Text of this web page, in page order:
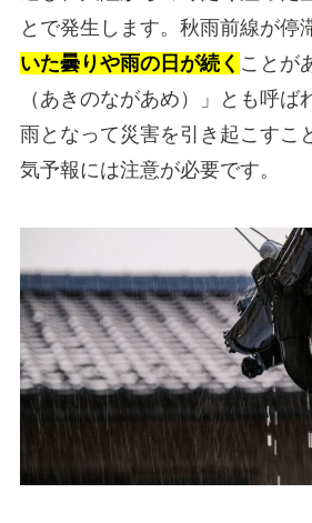
とで発生します。秋雨前線が停
いた曇りや雨の日が続く ことが
（あきのながあめ）」とも呼ば
雨となって災害を引き起こすこ
気予報には注意が必要です。